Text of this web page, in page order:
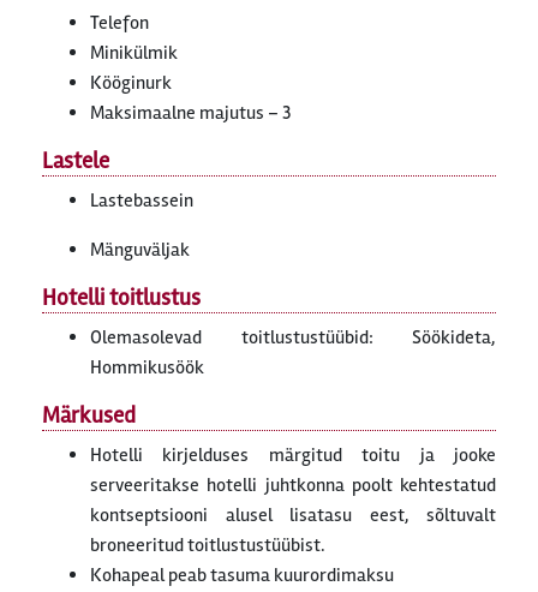
Telefon
Minikülmik
Kööginurk
Maksimaalne majutus – 3
Lastele
Lastebassein
Mänguväljak
Hotelli toitlustus
Olemasolevad toitlustustüübid: Söökideta,
Hommikusöök
Märkused
Hotelli kirjelduses märgitud toitu ja jooke
serveeritakse hotelli juhtkonna poolt kehtestatud
kontseptsiooni alusel lisatasu eest, sõltuvalt
broneeritud toitlustustüübist.
Kohapeal peab tasuma kuurordimaksu